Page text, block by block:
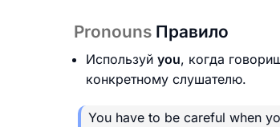
Pronouns Правило
Используй you, когда
конкретному слушателю.
You have to be careful when